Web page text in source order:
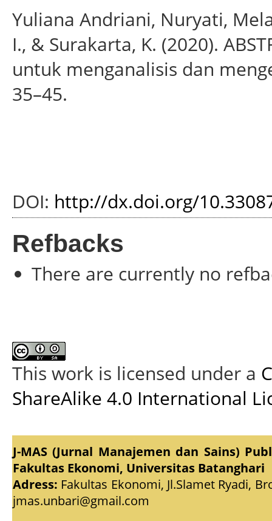
Yuliana Andriani, Nuryati,
I., & Surakarta, K. (2020).
untuk menganalisis dan
35–45.
DOI: http://dx.doi.org/
Refbacks
There are currently no
This work is licensed under a
ShareAlike 4.0 International
J-MAS (Jurnal Manajemen dan Sains)
Fakultas Ekonomi, Universitas Batanghari
Adress: Fakultas Ekonomi, Jl.Slamet Ryadi,
jmas.unbari@gmail.com